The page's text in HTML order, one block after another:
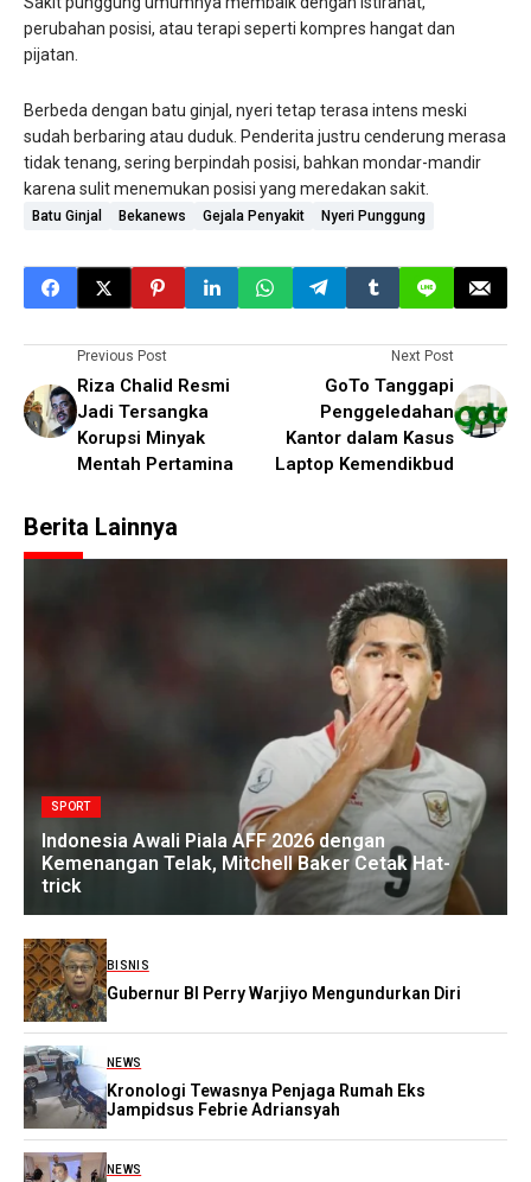
perubahan posisi, atau terapi seperti kompres hangat dan
pijatan.
Berbeda dengan batu ginjal, nyeri tetap terasa intens meski
sudah berbaring atau duduk. Penderita justru cenderung merasa
tidak tenang, sering berpindah posisi, bahkan mondar-mandir
karena sulit menemukan posisi yang meredakan sakit.
Batu Ginjal Bekanews Gejala Penyakit Nyeri Punggung
Previous Post
Riza Chalid Resmi
Jadi Tersangka
Korupsi Minyak
Mentah Pertamina
Next Post
GoTo Tanggapi
Penggeledahan
Kantor dalam Kasus
Laptop Kemendikbud
Berita Lainnya
SPORT
Indonesia Awali Piala AFF 2026 dengan
Kemenangan Telak, Mitchell Baker Cetak Hat-
trick
BISNIS
Gubernur BI Perry Warjiyo Mengundurkan Diri
NEWS
Kronologi Tewasnya Penjaga Rumah Eks
Jampidsus Febrie Adriansyah
NEWS